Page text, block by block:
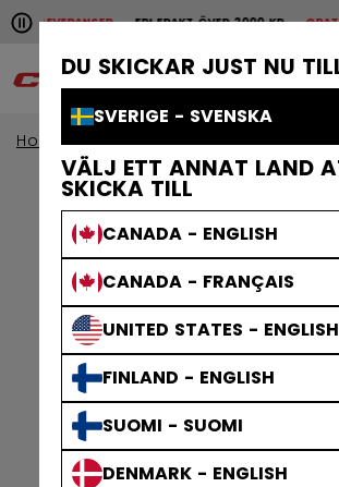
DU SKICKAR JUST NU
SVERIGE - SVENSKA
VÄLJ ETT ANNAT LAND
SKICKA TILL
CANADA - ENGLISH
CANADA - FRANÇAIS
UNITED STATES - ENGLISH
FINLAND - ENGLISH
SUOMI - SUOMI
DENMARK - ENGLISH
Pause the horizontal scroll animation.
LEVERANSERFRI FRAKT ÖVER 2000 KR
Snabba leveranser Fri frakt
0
Home Tillbehör